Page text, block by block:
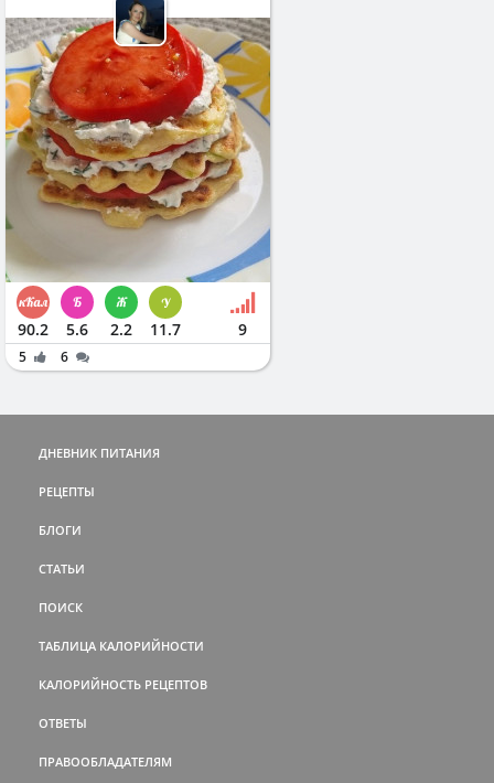
90.2 5.6 2.2 11.7 9
5 6
ДНЕВНИК ПИТАНИЯ
РЕЦЕПТЫ
БЛОГИ
СТАТЬИ
ПОИСК
ТАБЛИЦА КАЛОРИЙНОСТИ
КАЛОРИЙНОСТЬ РЕЦЕПТОВ
ОТВЕТЫ
ПРАВООБЛАДАТЕЛЯМ